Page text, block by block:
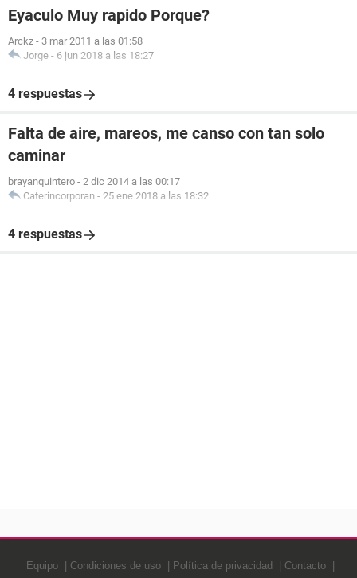
Eyaculo Muy rapido Porque?
Arckz - 3 mar 2011 a las 01:58
Jorge - 6 jun 2018 a las 18:27
4 respuestas
Falta de aire, mareos, me canso con tan solo
caminar
brayanquintero - 2 dic 2014 a las 00:17
Caterincorporan - 25 ene 2018 a las 18:32
4 respuestas
Equipo Condiciones de uso Política de privacidad Contacto